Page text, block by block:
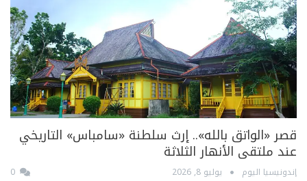
قصر «الواتق بالله».. إرث سلطنة «سامباس» التاريخي
عند ملتقى الأنهار الثلاثة
إندونيسيا اليوم يوليو 8, 2026